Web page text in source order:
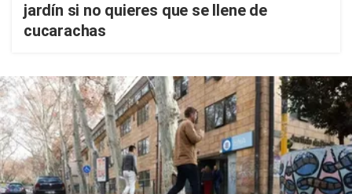
jardín si no quieres que se llene de
cucarachas